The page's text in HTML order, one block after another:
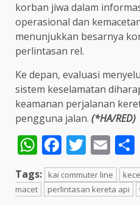
korban jiwa dalam
operasional dan
menunjukkan besarnya
perlintasan rel.
Ke depan, evaluasi
sistem keselamatan
keamanan perjalanan
pengguna jalan. (*HA/RED)
WhatsApp
Facebook
Twitter
Tags: kai commuter line
macet
perlintasan kereta api